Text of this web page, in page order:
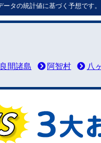
タの統計値に基づく予想です。
間諸島 阿智村 八